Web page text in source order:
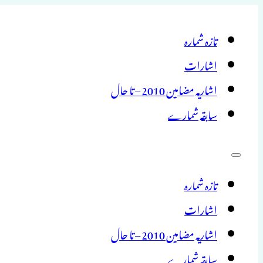
تازہ شمارہ
اشارات
اشاریہ مضامین 2010 – تا حال
سابقہ شمارے
تازہ شمارہ
اشارات
اشاریہ مضامین 2010 – تا حال
سابقہ شمارے